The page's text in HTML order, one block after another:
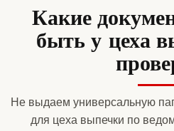
Какие
быть у цеха
Не выдаем универсальную
для цеха выпечки по